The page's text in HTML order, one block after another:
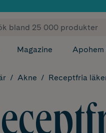
✓
Magazine Apohem
Akne Receptfria